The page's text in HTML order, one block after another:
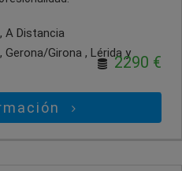
A Distancia
Gerona/Girona , Lérida y
2290 €